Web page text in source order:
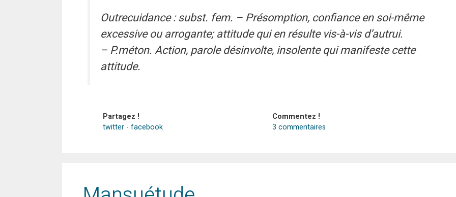
Outrecuidance : subst. fem. – Présomption, confiance en soi-même
excessive ou arrogante; attitude qui en résulte vis-à-vis d’autrui.
– P.méton. Action, parole désinvolte, insolente qui manifeste cette
attitude.
Partagez !
twitter - facebook
Commentez !
3 commentaires